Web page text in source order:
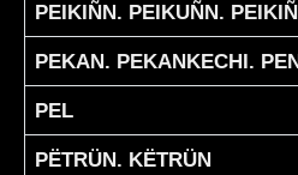
PEIKIÑN. PEIKUÑN.
PEKAN. PEKANKECHI.
PEL
PËTRÜN. KËTRÜN